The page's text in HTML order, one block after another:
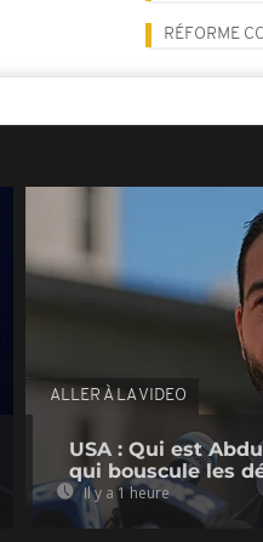
RÉFORME
ALLER À LA VIDEO
USA : Qui est
qui bouscule les
Il y a 1 heure